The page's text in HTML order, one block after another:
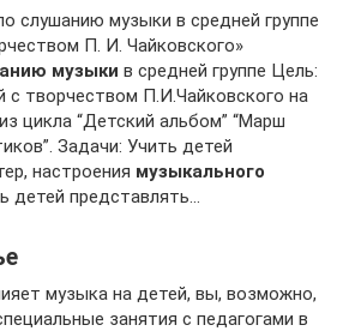
слушанию музыки в средней группе
П. И. Чайковского»
музыки в средней группе Цель:
с творчеством П.И.Чайковского на
цикла “Детский альбом” “Марш
Задачи: Учить детей
настроения музыкального
детей представлять…
музыка на детей, вы, возможно,
занятия с педагогами в